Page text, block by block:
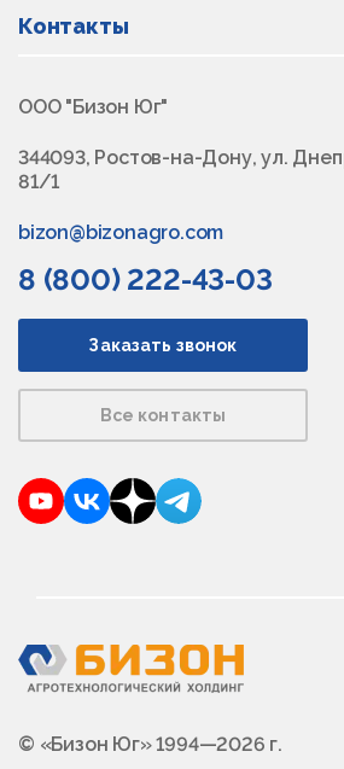
Контакты
ООО "Бизон Юг"
344093, Ростов-на-Дону, ул.
81/1
bizon@bizonagro.com
8 (800) 222-43-03
Заказать звонок
Все контакты
YouTubeVKontakte
DzenTelegram
© «Бизон Юг» 1994—2026 г.